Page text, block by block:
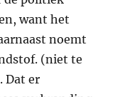
want het
noemt
(niet te
Dat er